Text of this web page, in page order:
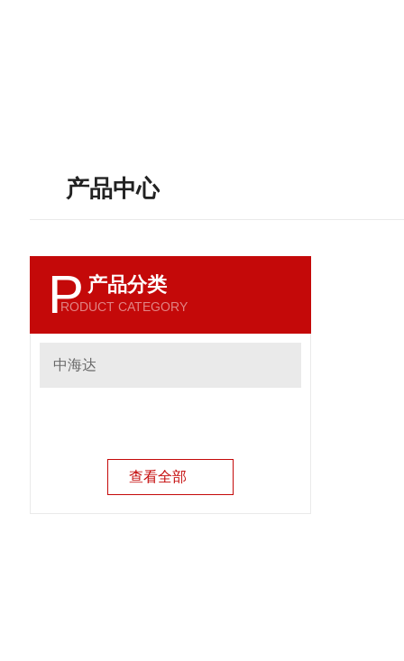
产品中心
P 产品分类
RODUCT CATEGORY
中海达
查看全部